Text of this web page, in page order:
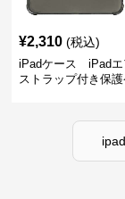
¥2,310 (税込)
iPadケース iPadエ
ストラップ付き保